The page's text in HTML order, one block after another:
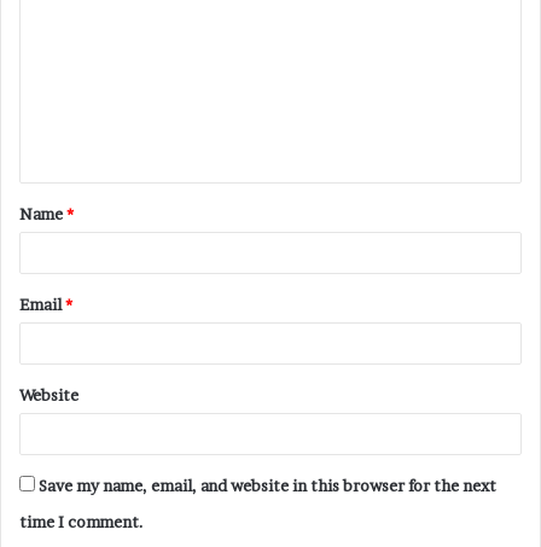
Name*
Email*
Website
Save my name, email, and website in this browser for the next
time I comment.